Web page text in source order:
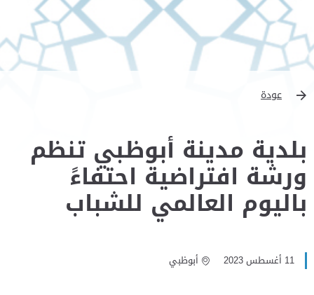
عودة
بلدية مدينة أبوظبي تنظم
ورشة افتراضية احتفاءً
باليوم العالمي للشباب
11 أغسطس 2023 أبوظبي